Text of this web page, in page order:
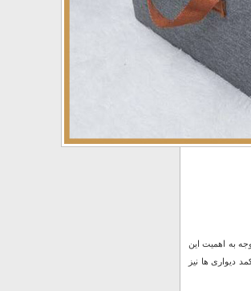
به اهمیت این
دیواری ‌ها نیز